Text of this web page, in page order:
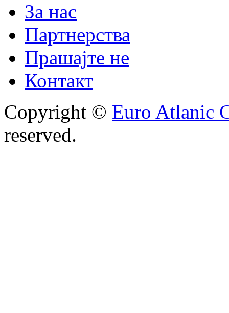
За нас
Партнерства
Прашајте не
Контакт
Copyright © Euro Atlanic
reserved.